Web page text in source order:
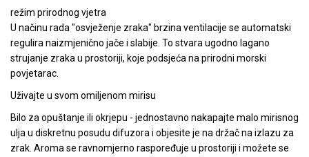
režim prirodnog vjetra
U načinu rada "osvježenje zraka" brzina ventilacije se automatski
regulira naizmjenično jače i slabije. To stvara ugodno lagano
strujanje zraka u prostoriji, koje podsjeća na prirodni morski
povjetarac.
Uživajte u svom omiljenom mirisu
Bilo za opuštanje ili okrjepu - jednostavno nakapajte malo mirisnog
ulja u diskretnu posudu difuzora i objesite je na držač na izlazu za
zrak. Aroma se ravnomjerno raspoređuje u prostoriji i možete se